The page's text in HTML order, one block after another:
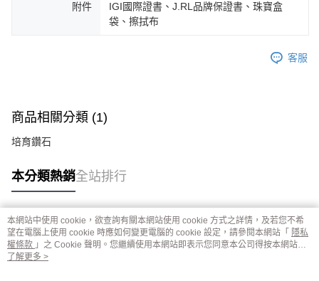
附件
IGI國際證書、J.RL品牌保證書、珠寶盒
袋、擦拭布
客服
商品相關分類 (1)
培育鑽石
本分類熱銷全站排行
熱門標籤
本網站中使用 cookie，欲查詢有關本網站使用 cookie 方式之詳情，及若您不希
望在電腦上使用 cookie 時應如何變更電腦的 cookie 設定，請參閱本網站「 隱私
權條款 」之 Cookie 聲明。您繼續使用本網站即表示您同意本公司得按本網站使
用條款之 Cookie 聲明使用 cookie。
了解更多 >